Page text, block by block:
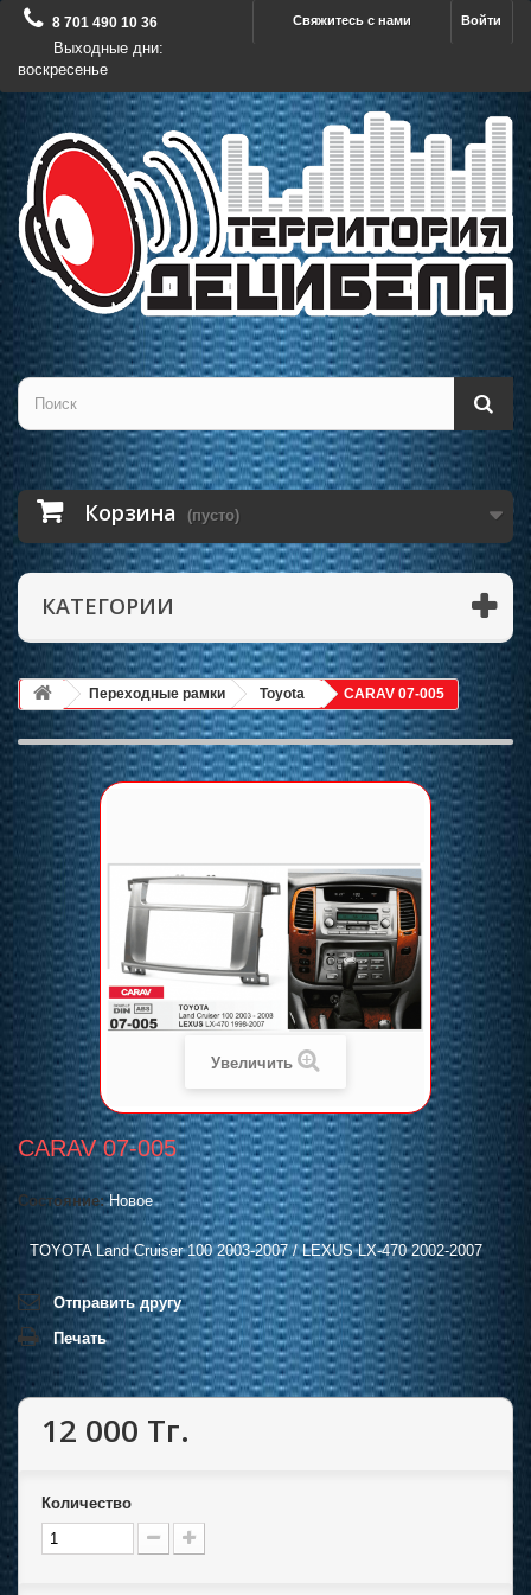
Войти
Свяжитесь с нами
8 701 490 10 36
Выходные дни:
воскресенье
Корзина (пусто)
КАТЕГОРИИ
Переходные рамки Toyota CARAV 07-005
Увеличить
CARAV 07-005
Состояние: Новое
TOYOTA Land Cruiser 100 2003-2007 / LEXUS LX-470 2002-2007
Отправить другу
Печать
12 000 Тг.
Количество